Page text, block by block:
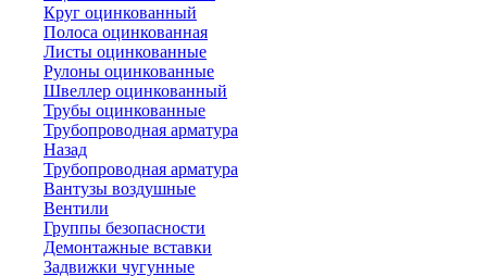
Круг оцинкованный
Полоса оцинкованная
Листы оцинкованные
Рулоны оцинкованные
Швеллер оцинкованный
Трубы оцинкованные
Трубопроводная арматура
Назад
Трубопроводная арматура
Вантузы воздушные
Вентили
Группы безопасности
Демонтажные вставки
Задвижки чугунные